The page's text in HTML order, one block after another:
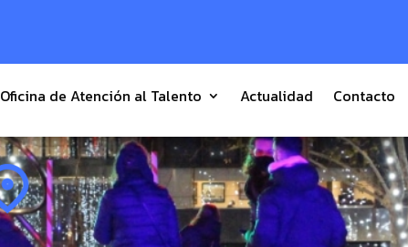
Oficina de Atención al Talento Actualidad Contacto